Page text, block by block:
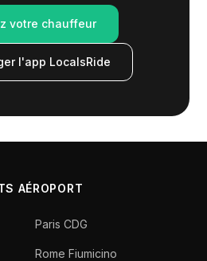
votre chauffeur
l'app LocalsRide
AÉROPORT
Paris CDG
Rome Fiumicino